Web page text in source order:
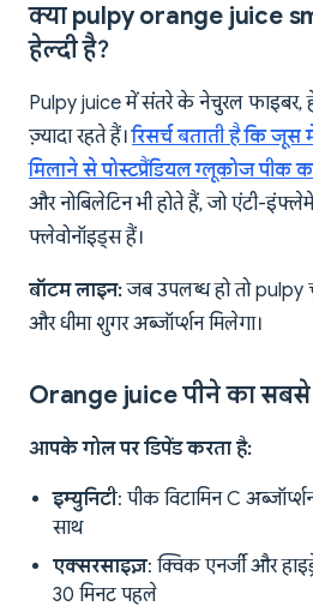
क्या pulpy orange juice
हेल्दी है?
Pulpy juice में संतरे के नेचुरल फाइबर,
ज़्यादा रहते हैं।रिसर्च बताती है कि
मिलाने से पोस्टप्रैंडियल ग्लूकोज पीक
और नोबिलेटिन भी होते हैं, जो एंटी-
फ्लेवोनॉइड्स हैं।
बॉटम लाइन:जब उपलब्ध हो तो pulpy
और धीमा शुगर अब्जॉर्प्शन मिलेगा।
Orange juice पीने का
आपके गोल पर डिपेंड करता है:
इम्युनिटी: पीक विटामिन C
साथ
एक्सरसाइज़: क्विक एनर्जी और
30 मिनट पहले